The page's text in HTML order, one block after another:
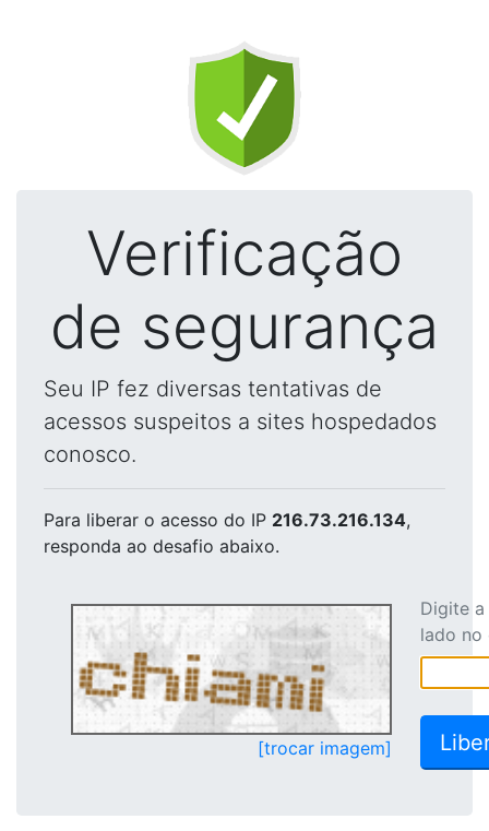
Verificação
de segurança
Seu IP fez diversas tentativas de
acessos suspeitos a sites hospedados
conosco.
Para liberar o acesso do IP 216.73.216.134,
responda ao desafio abaixo.
[trocar imagem]
Digite
lado no